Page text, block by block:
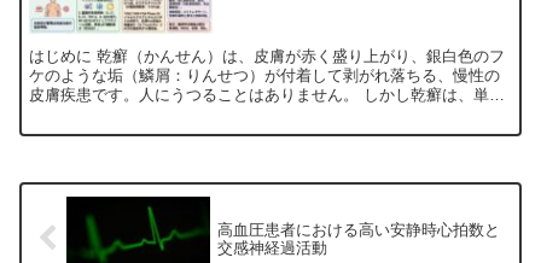
はじめに 乾癬（かんせん）は、皮膚が赤く盛り上がり、銀白色のフ
ケのような垢（鱗屑：りんせつ）が付着して剥がれ落ちる、慢性の
皮膚疾患です。人にうつることはありません。 しかし乾癬は、単な
高血圧患者における高い安静時心拍数と
交感神経過活動